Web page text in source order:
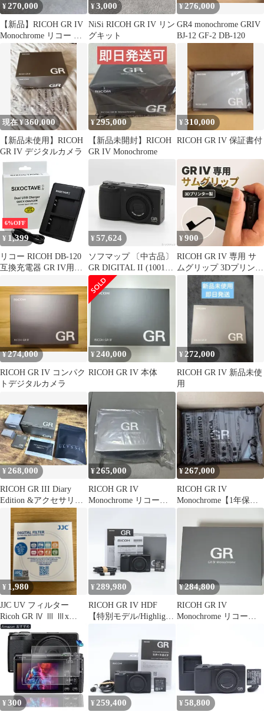
¥270,000
【新品】RICOH GR IV
Monochrome リコー モ
ノクローム
¥3,000
NiSi RICOH GR IV リン
グキット
¥276,000
GR4 monochrome GRIV
BJ-12 GF-2 DB-120
現在 ¥360,000
【新品未使用】RICOH
GR IV デジタルカメラ
¥295,000
【新品未開封】RICOH
GR IV Monochrome
¥310,000
RICOH GR IV 保証書付
6%OFF
¥ 1,399
リコー RICOH DB-120
互換充電器 GR IV用バ
充電可能 USB充電器 デ
ュアル Type-C 急速充電
¥57,624
ソフマップ 〔中古品〕
GR DIGITAL II (1001万
画素)【348】
¥900
RICOH GR IV 専用 サ
ムグリップ 3Dプリンタ
¥274,000
RICOH GR IV コンパク
トデジタルカメラ
¥240,000
RICOH GR IV 本体
¥272,000
RICOH GR IV 新品未使
用
¥ 268,000
RICOH GR III Diary
Edition &アクセサリー5
点セット
¥265,000
RICOH GR IV
Monochrome リコー
GR4 モノクローム
¥267,000
RICOH GR IV
Monochrome【1年保
証】
¥ 1,980
JJC UV フィルター
Ricoh GR Ⅳ Ⅲ Ⅲx
HDF リコー
¥289,980
RICOH GR IV HDF
【特別モデル/Highlight
載/APS-Cサイズ大型
CMOSセンサー搭載/ス
トリートスナップシュ
¥284,800
RICOH GR IV
Monochrome リコー
¥ 300 ¥ 259,400 ¥ 58,800